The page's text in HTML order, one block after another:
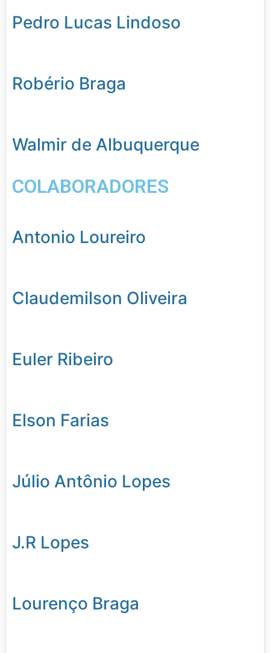
Pedro Lucas Lindoso
Robério Braga
Walmir de Albuquerque
COLABORADORES
Antonio Loureiro
Claudemilson Oliveira
Euler Ribeiro
Elson Farias
Júlio Antônio Lopes
J.R Lopes
Lourenço Braga